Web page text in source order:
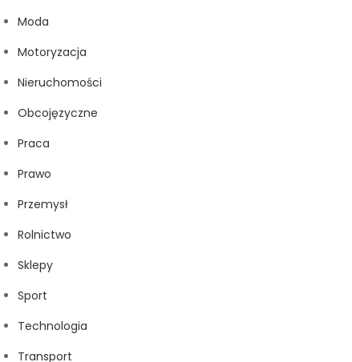
Moda
Motoryzacja
Nieruchomości
Obcojęzyczne
Praca
Prawo
Przemysł
Rolnictwo
Sklepy
Sport
Technologia
Transport